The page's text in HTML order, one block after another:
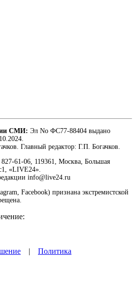
СМИ: Эл No ФС77-88404 выдано
Главный редактор: Г.П. Богачков.
61-06, 119361, Москва, Большая
«LIVE24».
info@live24.ru
Facebook) признана экстремистской
| Политика